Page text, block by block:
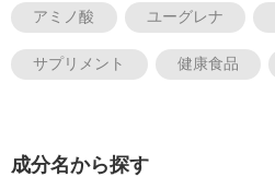
アミノ酸 ユーグレナ
サプリメント 健康食品
成分名から探す